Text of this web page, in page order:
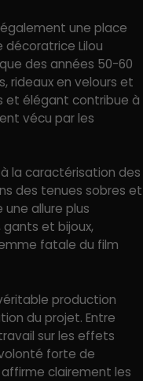
une place
Lilou
des années 50-60
rideaux en velours et
et élégant contribue à
vécu par les
la caractérisation des
des tenues sobres et
allure plus
et bijoux,
fatale du film
production
du projet. Entre
sur les effets
forte de
clairement les